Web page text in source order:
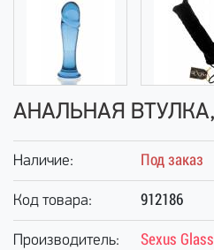
АНАЛЬНАЯ
Наличие: Под заказ
Код товара: 912186
Производитель: Sexus Glass